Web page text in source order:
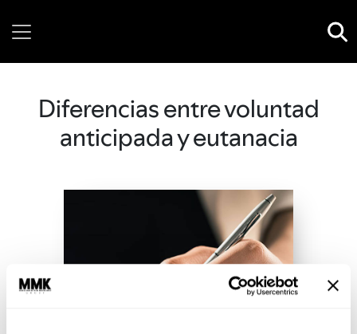
Diferencias entre voluntad
anticipada y eutanacia